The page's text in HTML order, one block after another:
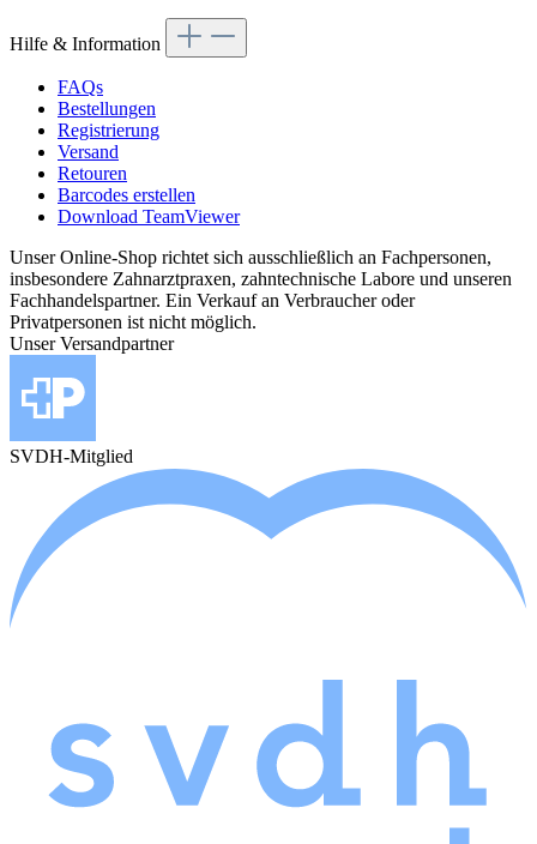
Hilfe & Information
FAQs
Bestellungen
Registrierung
Versand
Retouren
Barcodes erstellen
Download TeamViewer
Unser Online-Shop richtet sich ausschließlich an Fachpersonen,
insbesondere Zahnarztpraxen, zahntechnische Labore und unseren
Fachhandelspartner. Ein Verkauf an Verbraucher oder
Privatpersonen ist nicht möglich.
Unser Versandpartner
SVDH-Mitglied